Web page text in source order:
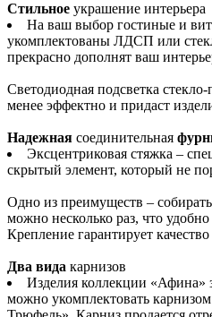
Стильное украшение интерьера
На ваш выбор гостиные и
укомплектованы ЛДСП или
прекрасно дополнят ваш
Светодиодная подсветка стекло-
менее эффектно и придаст
Надежная соединительная
Эксцентриковая стяжка –
скрытый элемент, который не
Одно из преимуществ –
можно несколько раз, что
Крепление гарантирует
Два вида карнизов
Изделия коллекции «Афина»
можно укомплектовать